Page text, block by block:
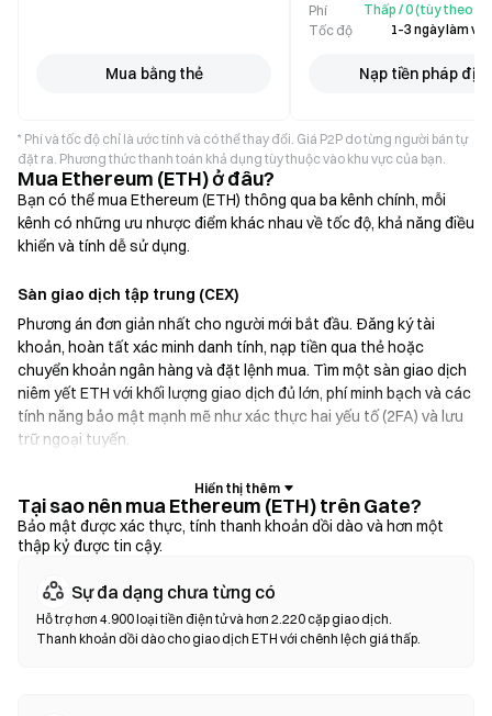
Mua bằng thẻ
Phí
Thấp / 0 (tùy theo
Tốc độ
1–3 ngày làm
Nạp tiền pháp định
* Phí và tốc độ chỉ là ước tính và có thể thay đổi. Giá P2P do từng người bán tự
đặt ra. Phương thức thanh toán khả dụng tùy thuộc vào khu vực của bạn.
Mua Ethereum (ETH) ở đâu?
Bạn có thể mua Ethereum (ETH) thông qua ba kênh chính, mỗi
kênh có những ưu nhược điểm khác nhau về tốc độ, khả năng điều
khiển và tính dễ sử dụng.
Sàn giao dịch tập trung (CEX)
Phương án đơn giản nhất cho người mới bắt đầu. Đăng ký tài
khoản, hoàn tất xác minh danh tính, nạp tiền qua thẻ hoặc
chuyển khoản ngân hàng và đặt lệnh mua. Tìm một sàn giao dịch
niêm yết ETH với khối lượng giao dịch đủ lớn, phí minh bạch và các
tính năng bảo mật mạnh mẽ như xác thực hai yếu tố (2FA) và lưu
trữ ngoại tuyến.
Ví tiền điện tử
Dành cho người dùng ưu tiên tự quản lý tài sản. Ví không lưu ký
cho phép bạn giữ khóa riêng tư của mình và hoán đổi token trực
cho phép bạn mua ETH bằng thẻ tín dụng mà không cần thông
qua sàn giao dịch trước. Luôn sao lưu cụm từ hạt giống và xác
minh địa chỉ hợp đồng trước khi xác nhận bất kỳ giao dịch nào.
Tại sao nên mua Ethereum (ETH) trên Gate?
Bảo mật được xác thực, tính thanh khoản dồi dào và hơn một
thập kỷ được tin cậy.
Sự đa dạng chưa từng có
Hỗ trợ hơn 4.900 loại tiền điện tử và hơn 2.220 cặp giao dịch.
Thanh khoản dồi dào cho giao dịch ETH với chênh lệch giá thấp.